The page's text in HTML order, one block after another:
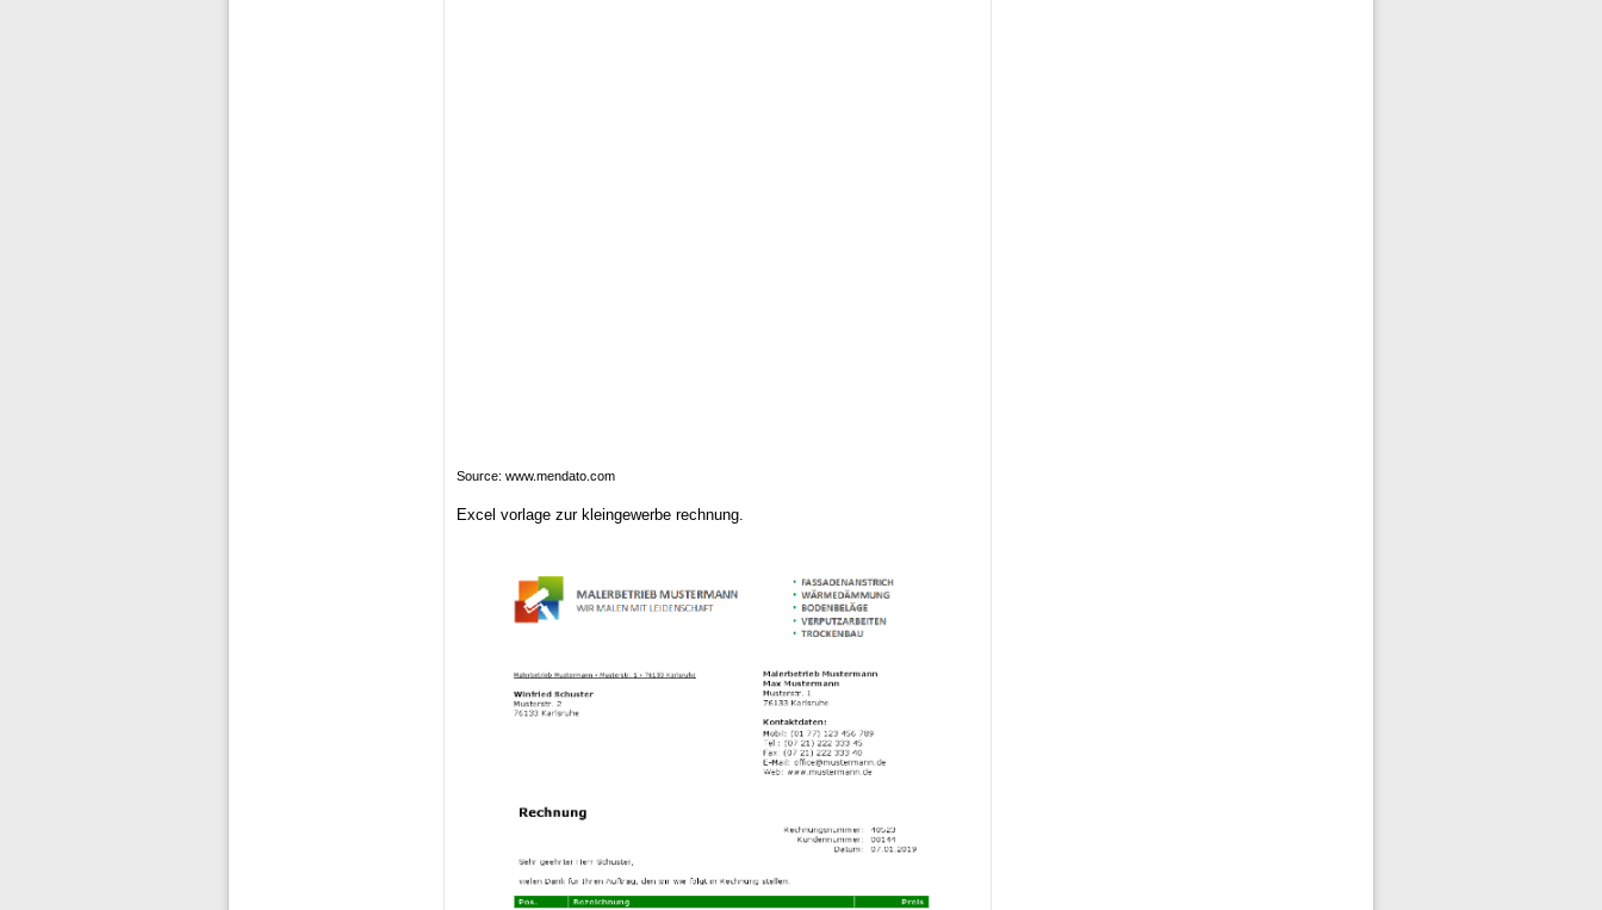
Source: www.mendato.com
Excel vorlage zur kleingewerbe rechnung.